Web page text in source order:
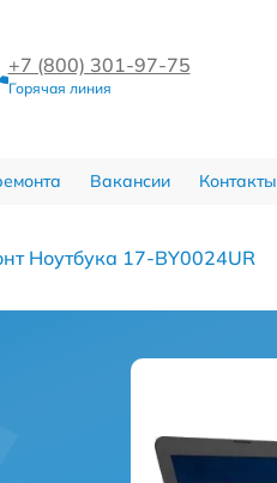
+7 (800) 301-97-75
Горячая линия
Вакансии Контакты
Ноутбука 17-BY0024UR